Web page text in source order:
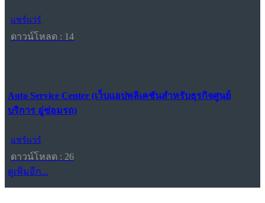
แชร์แวร์
ดาวน์โหลด : 14
Auto Service Center (เว็บแอปพลิเคชันสำหรับธุรกิจศูนย์
บริการ อู่ซ่อมรถ)
แชร์แวร์
ดาวน์โหลด : 26
ดูเพิ่มอีก...